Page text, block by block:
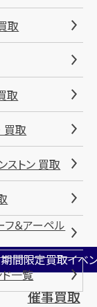
期間限定買取イベ
催事買取
取
取
買取
ストン 買取
フ＆アーペル
一覧